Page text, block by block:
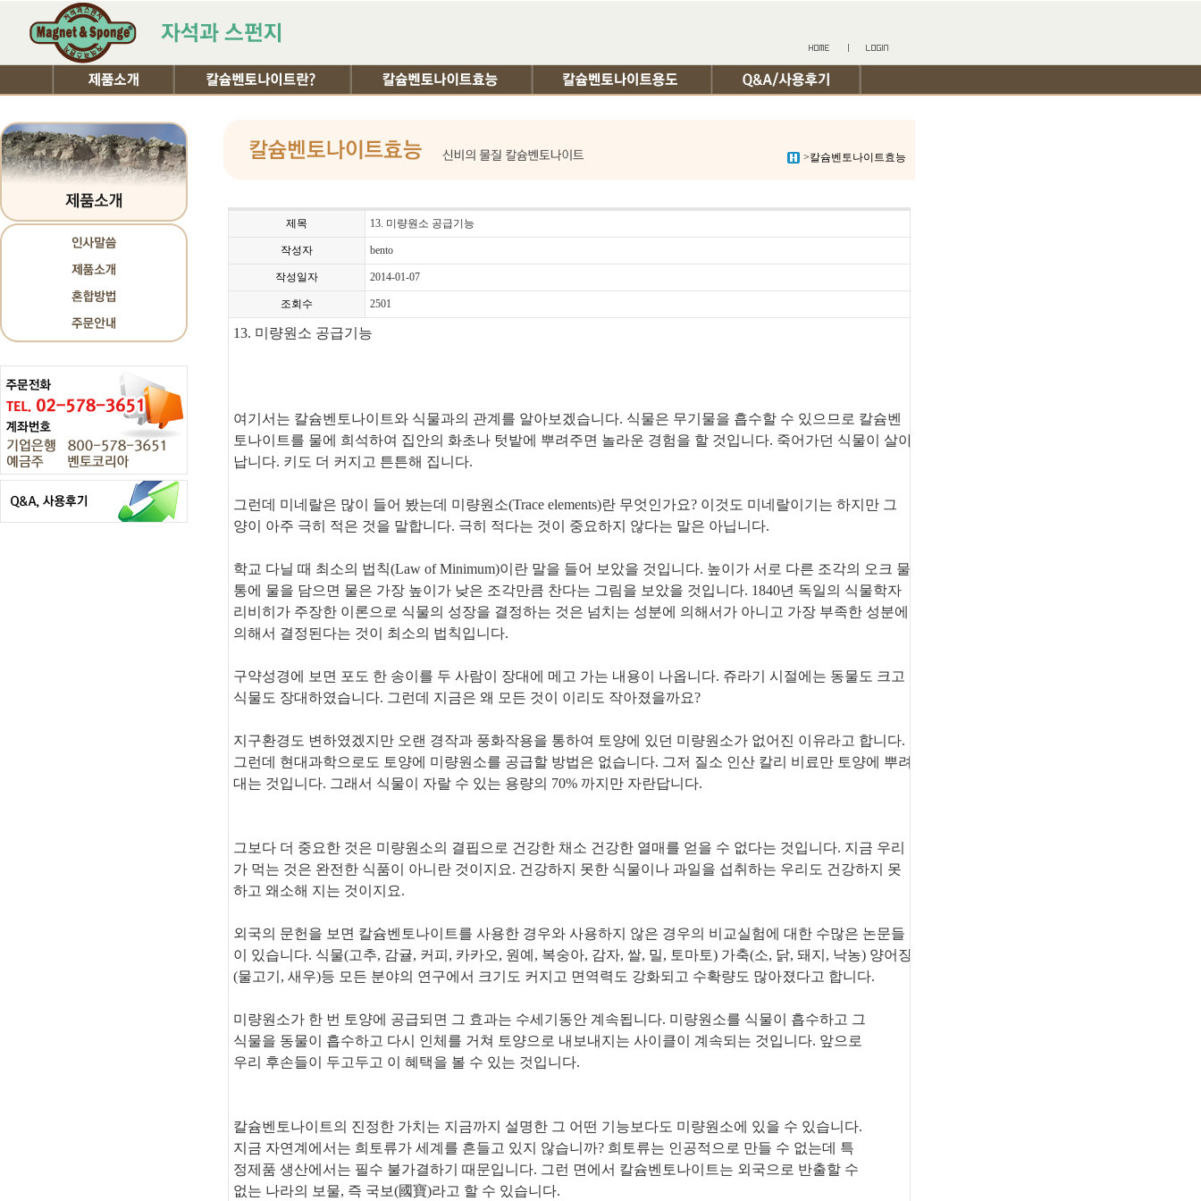
>칼슘벤토나이트효능
제목 13. 미량원소 공급기능
작성자 bento
작성일자 2014-01-07
조회수 2501
13. 미량원소 공급기능
여기서는 칼슘벤토나이트와 식물과의 관계를 알아보겠습니다. 식물은 무기물을 흡수할 수 있으므로 칼슘벤
토나이트를 물에 희석하여 집안의 화초나 텃밭에 뿌려주면 놀라운 경험을 할 것입니다. 죽어가던 식물이 살아
납니다. 키도 더 커지고 튼튼해 집니다.
그런데 미네랄은 많이 들어 봤는데 미량원소(Trace elements)란 무엇인가요? 이것도 미네랄이기는 하지만 그
양이 아주 극히 적은 것을 말합니다. 극히 적다는 것이 중요하지 않다는 말은 아닙니다.
학교 다닐 때 최소의 법칙(Law of Minimum)이란 말을 들어 보았을 것입니다. 높이가 서로 다른 조각의 오크 물
통에 물을 담으면 물은 가장 높이가 낮은 조각만큼 찬다는 그림을 보았을 것입니다. 1840년 독일의 식물학자
리비히가 주장한 이론으로 식물의 성장을 결정하는 것은 넘치는 성분에 의해서가 아니고 가장 부족한 성분에
의해서 결정된다는 것이 최소의 법칙입니다.
구약성경에 보면 포도 한 송이를 두 사람이 장대에 메고 가는 내용이 나옵니다. 쥬라기 시절에는 동물도 크고
식물도 장대하였습니다. 그런데 지금은 왜 모든 것이 이리도 작아졌을까요?
지구환경도 변하였겠지만 오랜 경작과 풍화작용을 통하여 토양에 있던 미량원소가 없어진 이유라고 합니다.
그런데 현대과학으로도 토양에 미량원소를 공급할 방법은 없습니다. 그저 질소 인산 칼리 비료만 토양에 뿌려
대는 것입니다. 그래서 식물이 자랄 수 있는 용량의 70% 까지만 자란답니다.
그보다 더 중요한 것은 미량원소의 결핍으로 건강한 채소 건강한 열매를 얻을 수 없다는 것입니다. 지금 우리
가 먹는 것은 완전한 식품이 아니란 것이지요. 건강하지 못한 식물이나 과일을 섭취하는 우리도 건강하지 못
하고 왜소해 지는 것이지요.
외국의 문헌을 보면 칼슘벤토나이트를 사용한 경우와 사용하지 않은 경우의 비교실험에 대한 수많은 논문들
이 있습니다. 식물(고추, 감귤, 커피, 카카오, 원예, 복숭아, 감자, 쌀, 밀, 토마토) 가축(소, 닭, 돼지, 낙농) 양어장
(물고기, 새우)등 모든 분야의 연구에서 크기도 커지고 면역력도 강화되고 수확량도 많아졌다고 합니다.
미량원소가 한 번 토양에 공급되면 그 효과는 수세기동안 계속됩니다. 미량원소를 식물이 흡수하고 그
식물을 동물이 흡수하고 다시 인체를 거쳐 토양으로 내보내지는 사이클이 계속되는 것입니다. 앞으로
우리 후손들이 두고두고 이 혜택을 볼 수 있는 것입니다.
칼슘벤토나이트의 진정한 가치는 지금까지 설명한 그 어떤 기능보다도 미량원소에 있을 수 있습니다.
지금 자연계에서는 희토류가 세계를 흔들고 있지 않습니까? 희토류는 인공적으로 만들 수 없는데 특
정제품 생산에서는 필수 불가결하기 때문입니다. 그런 면에서 칼슘벤토나이트는 외국으로 반출할 수
없는 나라의 보물, 즉 국보(國寶)라고 할 수 있습니다.